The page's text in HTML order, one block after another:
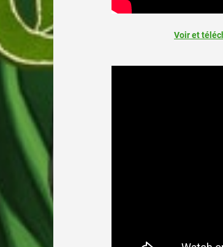
Voir et